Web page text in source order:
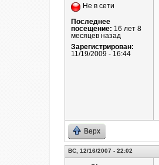
Не в сети
Последнее
посещение: 16 лет 8
месяцев назад
Зарегистрирован:
11/19/2009 - 16:44
Верх
ВС, 12/16/2007 - 22:02